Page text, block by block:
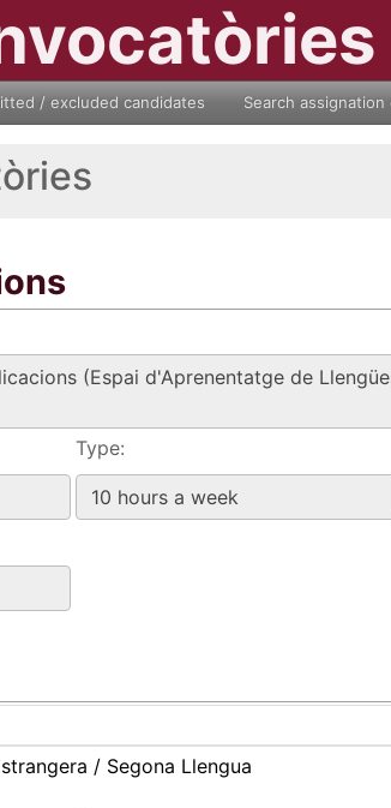
/ excluded candidates Search assignation
Type:
/ Segona Llengua